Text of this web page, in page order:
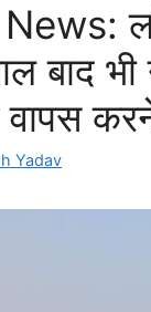
बाद
Yadav